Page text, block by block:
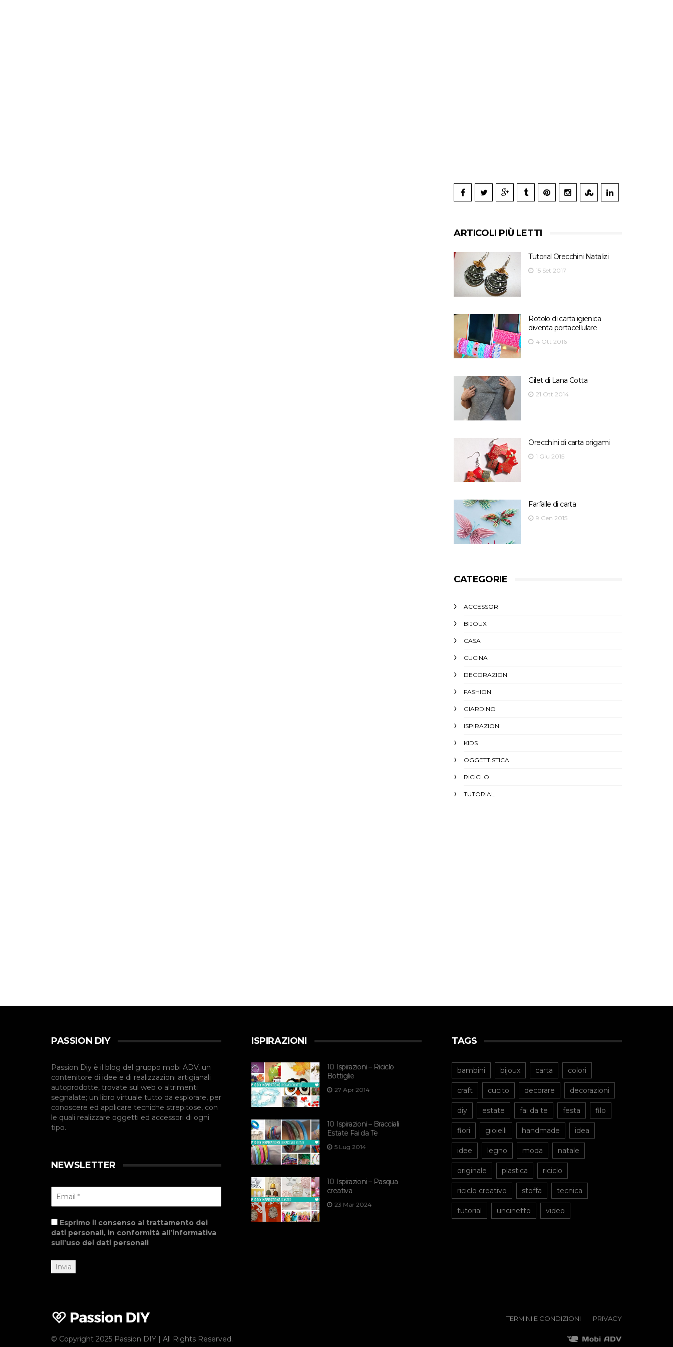
ARTICOLI PIÙ LETTI
Tutorial Orecchini Natalizi
15 Set 2017
Rotolo di carta igienica
diventa portacellulare
4 Ott 2016
Gilet di Lana Cotta
21 Ott 2014
Orecchini di carta origami
1 Giu 2015
Farfalle di carta
9 Gen 2015
CATEGORIE
ACCESSORI
BIJOUX
CASA
CUCINA
DECORAZIONI
FASHION
GIARDINO
ISPIRAZIONI
KIDS
OGGETTISTICA
RICICLO
TUTORIAL
PASSION DIY
Passion Diy è il blog del gruppo mobi ADV, un
contenitore di idee e di realizzazioni artigianali
autoprodotte, trovate sul web o altrimenti
segnalate; un libro virtuale tutto da esplorare, per
conoscere ed applicare tecniche strepitose, con
le quali realizzare oggetti ed accessori di ogni
tipo.
NEWSLETTER
Esprimo il consenso al trattamento dei
dati personali, in conformità all’informativa
sull’uso dei dati personali
ISPIRAZIONI
10 Ispirazioni – Riciclo
Bottiglie
27 Apr 2014
10 Ispirazioni – Bracciali
Estate Fai da Te
5 Lug 2014
10 Ispirazioni – Pasqua
creativa
23 Mar 2024
TAGS
bambini bijoux carta colori
craft cucito decorare decorazioni
diy estate fai da te festa filo
fiori gioielli handmade idea
idee legno moda natale
originale plastica riciclo
riciclo creativo stoffa tecnica
tutorial uncinetto video
© Copyright 2025 Passion DIY | All Rights Reserved.
TERMINI E CONDIZIONI PRIVACY